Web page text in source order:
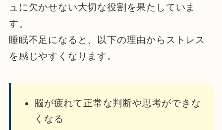
ュに欠かせない大切な役割を果たしていま
す。
睡眠不足になると、以下の理由からストレス
を感じやすくなります。
脳が疲れて正常な判断や思考ができな
くなる